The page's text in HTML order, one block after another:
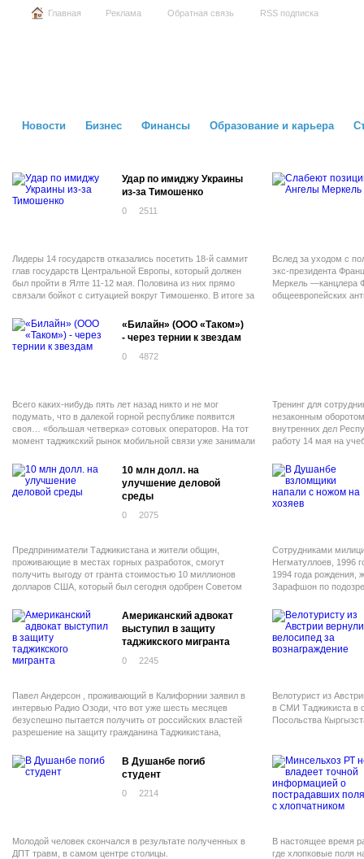
Главная Реклама Обратная связь RSS подписка
Новости Бизнес Финансы Образование и карьера
Удар по имиджу Украины
из-за Тимошенко
0 2511
Лидеры 14 государств отказались посетить 18-й саммит
глав государств Центральной Европы, который должен
был пройти в Ялте 11-12 мая. Половина из них прямо
связали бойкот с ситуацией вокруг Тимошенко. В итоге за
проведение на неопределенное время.
Вслед за уходом с
экс-президента
Меркель —канцлера
общеевропейских
«Билайн» (ООО «Таком»)
- через тернии к звездам
0 4872
Всего каких-нибудь пять лет назад никто и не мог
подумать, что в далекой горной республике появится
своя… «большая четверка» сотовых операторов. На тот
момент таджикский рынок мобильной связи уже занимали
Тренинг для
незаконным
внутренних дел
работу 14 мая на
10 млн долл. на
улучшение деловой
среды
0 2075
Предприниматели Таджикистана и жители общин,
проживающие в местах горных разработок, смогут
получить выгоду от гранта стоимостью 10 миллионов
долларов США, который был сегодня одобрен Советом
конкурентоспособности частного сектора в Таджикистане.
Сотрудниками
Негматуллоев, 1996
1994 года рождения,
Зарафшон по
Американский адвокат
выступил в защиту
таджикского мигранта
0 2245
Павел Андерсон , проживающий в Калифорнии заявил в
интервью Радио Озоди, что вот уже шесть месяцев
безуспешно пытается получить от российских властей
разрешение на защиту гражданина Таджикистана,
области.
Велотурист из
в СМИ Таджикиста в
Посольства
В Душанбе погиб
студент
0 2214
Молодой человек скончался в результате полученных в
ДПТ травм, в самом центре столицы.
В настоящее время
где хлопковые поля